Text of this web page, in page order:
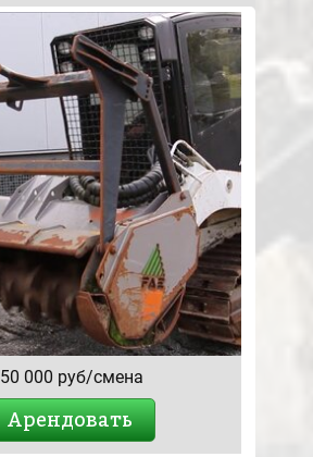
50 000 руб/смена
Арендовать